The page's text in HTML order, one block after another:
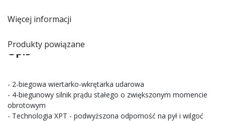
Więcej informacji
Produkty powiązane
Opis
- 2-biegowa wiertarko-wkrętarka udarowa
- 4-biegunowy silnik prądu stałego o zwiększonym momencie
obrotowym
- Technologia XPT - podwyższona odporność na pył i wilgoć